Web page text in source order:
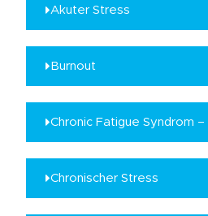
Akuter Stress
Burnout
Chronic Fatigue Syndrom –
Chronischer Stress